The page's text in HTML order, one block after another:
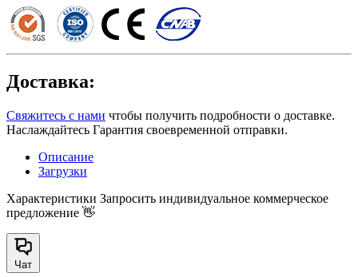
Доставка:
Свяжитесь с нами чтобы получить подробности о доставке.
Наслаждайтесь Гарантия своевременной отправки.
Описание
Загрузки
Характеристики Запросить индивидуальное коммерческое
предложение 👋
Чат